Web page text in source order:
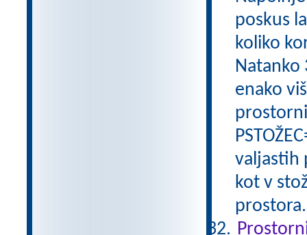
poskus
koliko
Natanko
enako
valjastih
kot v